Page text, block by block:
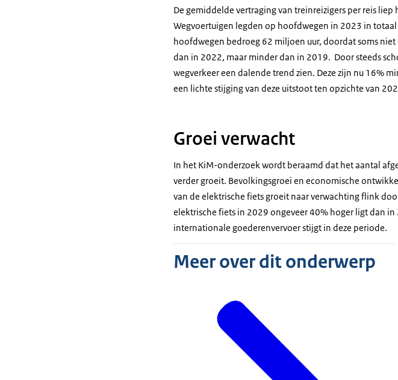
De gemiddelde vertraging van treinreizigers per reis
Wegvoertuigen legden op hoofdwegen in 2023 in
hoofdwegen bedroeg 62 miljoen uur, doordat soms
dan in 2022, maar minder dan in 2019. Door steeds
wegverkeer een dalende trend zien. Deze zijn nu 16%
een lichte stijging van deze uitstoot ten opzichte van
Groei verwacht
In het KiM-onderzoek wordt beraamd dat het aantal
verder groeit. Bevolkingsgroei en economische
van de elektrische fiets groeit naar verwachting flink
elektrische fiets in 2029 ongeveer 40% hoger ligt dan
internationale goederenvervoer stijgt in deze periode.
Meer over dit onderwerp